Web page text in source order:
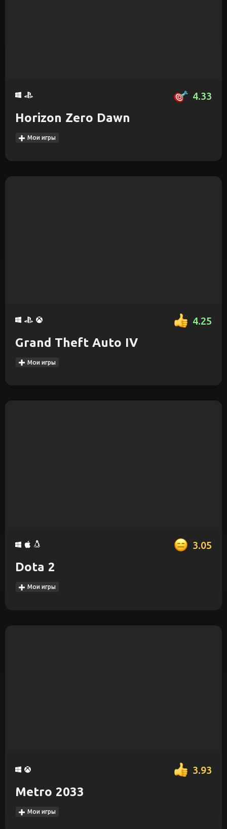
4.33
Horizon Zero Dawn
Мои игры
4.25
Grand Theft Auto IV
Мои игры
3.05
Dota 2
Мои игры
3.93
Metro 2033
Мои игры